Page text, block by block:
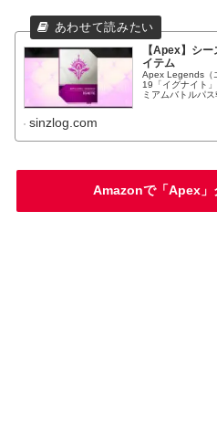
【Apex】シ
イテム
Apex Legends（
19「イグナイト
ミアムバトルパ
sinzlog.com
Amazonで「Apex」